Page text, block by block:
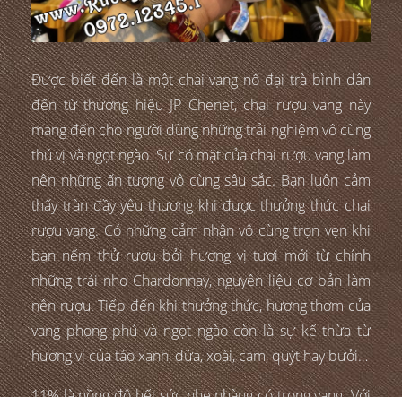
Được biết đến là một chai vang nổ đại trà bình dân
đến từ thương hiệu JP Chenet, chai rượu vang này
mang đến cho người dùng những trải nghiệm vô cùng
thú vị và ngọt ngào. Sự có mặt của chai rượu vang làm
nên những ấn tượng vô cùng sâu sắc. Bạn luôn cảm
thấy tràn đầy yêu thương khi được thưởng thức chai
rượu vang. Có những cảm nhận vô cùng trọn vẹn khi
bạn nếm thử rượu bởi hương vị tươi mới từ chính
những trái nho Chardonnay, nguyên liệu cơ bản làm
nên rượu. Tiếp đến khi thưởng thức, hương thơm của
vang phong phú và ngọt ngào còn là sự kế thừa từ
hương vị của táo xanh, dứa, xoài, cam, quýt hay bưởi…